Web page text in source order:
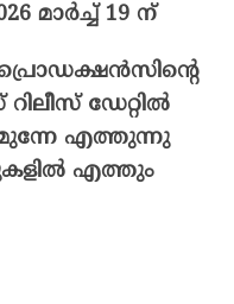
മാർച്ച് 19 ന്
ഡേറ്റിൽ
മുന്നേ എത്തുന്നു
എത്തും